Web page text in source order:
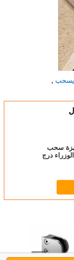
يسحب ,
سحب
درج